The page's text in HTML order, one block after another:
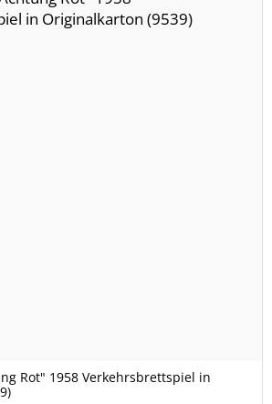
Rot" 1958 Verkehrsbrettspiel in